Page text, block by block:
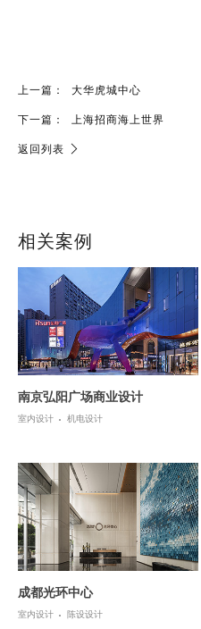
上一篇：
大华虎城中心
下一篇：
上海招商海上世界
返回列表
相关案例
南京弘阳广场商业设计
室内设计 机电设计
成都光环中心
室内设计 陈设设计